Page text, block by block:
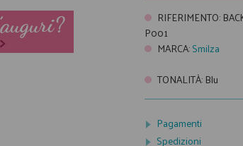
RIFERIMENTO:
P001
MARCA:Smilza
TONALITÀ: Blu
Pagamenti
Spedizioni